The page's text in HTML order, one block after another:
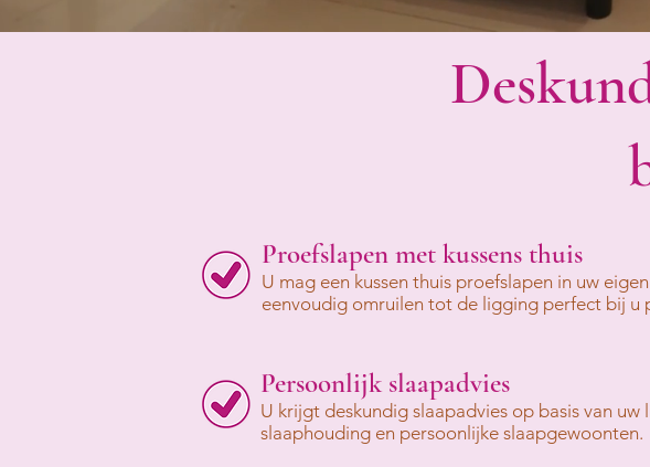
Proefslapen met kussens thuis
U mag een kussen thuis proefslapen in uw
eenvoudig omruilen tot de ligging perfect bij u
Persoonlijk slaapadvies
U krijgt deskundig slaapadvies op basis van uw
slaaphouding en persoonlijke slaapgewoonten.